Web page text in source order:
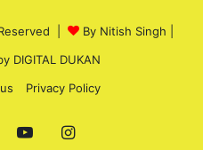
| By Nitish Singh
DIGITAL DUKAN
Privacy Policy
Twitter YouTubeInstagram